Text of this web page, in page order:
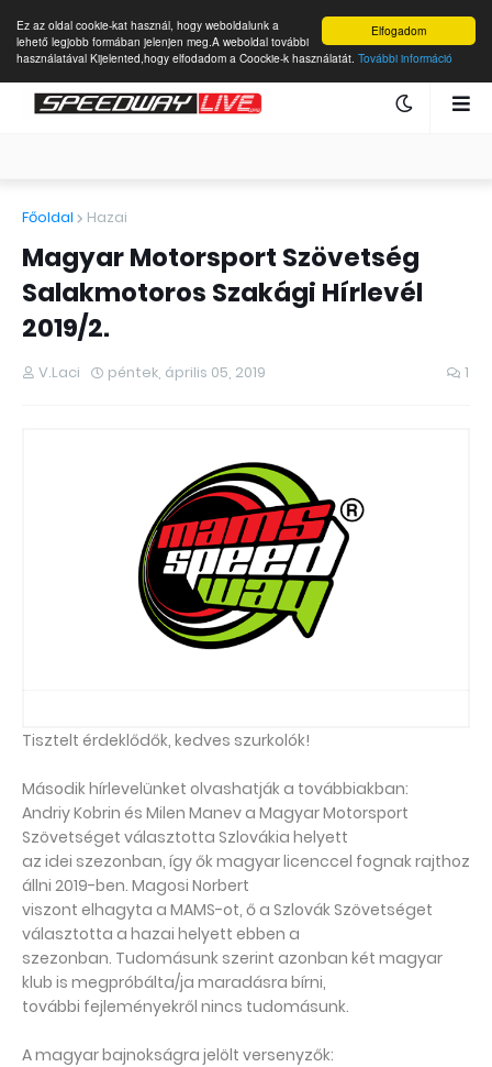
Elfogadom
Ez az oldal cookie-kat használ, hogy weboldalunk a
lehető legjobb formában jelenjen meg.A weboldal további
használatával Kijelented,hogy elfodadom a Coockie-k használatát. További információ
Főoldal Hazai
Magyar Motorsport Szövetség
Salakmotoros Szakági Hírlevél
2019/2.
V.Laci péntek, április 05, 2019 1
Tisztelt érdeklődők, kedves szurkolók!
Második hírlevelünket olvashatják a továbbiakban:
Andriy Kobrin és Milen Manev a Magyar Motorsport
Szövetséget választotta Szlovákia helyett
az idei szezonban, így ők magyar licenccel fognak rajthoz
állni 2019-ben. Magosi Norbert
viszont elhagyta a MAMS-ot, ő a Szlovák Szövetséget
választotta a hazai helyett ebben a
szezonban. Tudomásunk szerint azonban két magyar
klub is megpróbálta/ja maradásra bírni,
további fejleményekről nincs tudomásunk.
A magyar bajnokságra jelölt versenyzők: